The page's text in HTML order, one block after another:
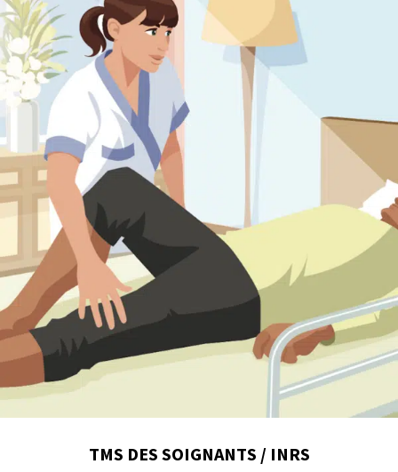
TMS DES SOIGNANTS / INRS